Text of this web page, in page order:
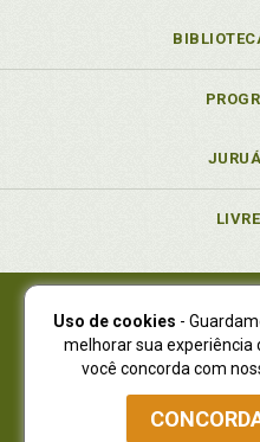
Juruá Editora Ltda.,
Juruá Informática Ltda.,
NOVO ENDEREÇO:R. Flávio
Curitiba -
Atendimento: (41) 4009-3900|
Uso de cookies -
melhorar sua experiência
você concorda com